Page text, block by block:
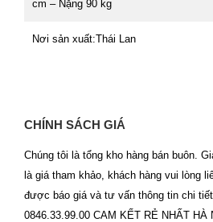
cm – Nặng 90 kg
Nơi sản xuất:Thái Lan
CHÍNH SÁCH GIÁ
Chúng tôi là tổng kho hàng bán buôn.
là giá tham khảo, khách hàng vui lòng
được báo giá và tư vấn thông tin chi
0846.33.99.00 CAM KẾT RẺ NHẤT HÀ